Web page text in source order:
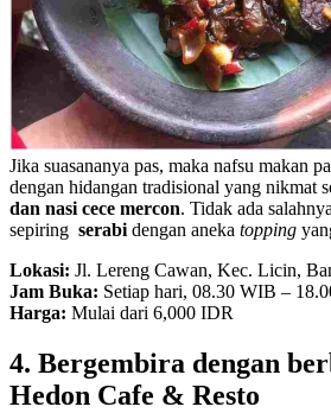
Jika suasananya pas, maka nafsu makan
dengan hidangan tradisional yang nikmat
dan nasi cece mercon. Tidak ada
sepiring serabi dengan aneka topping
Lokasi: Jl. Lereng Cawan, Kec. Licin,
Jam Buka: Setiap hari, 08.30 WIB –
Harga: Mulai dari 6,000 IDR
4. Bergembira dengan
Hedon Cafe & Resto